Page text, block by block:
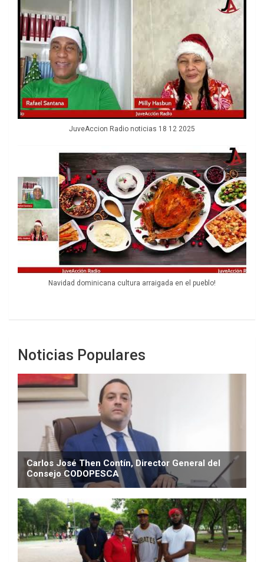
JuveAccion Radio noticias 18 12 2025
Navidad dominicana cultura arraigada en el pueblo!
Noticias Populares